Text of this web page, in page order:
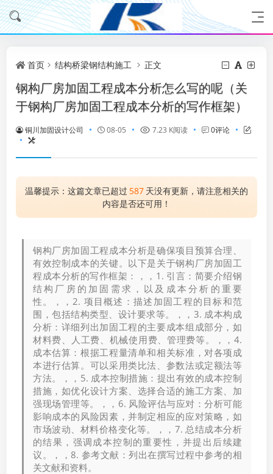
首页 结构桥梁钢结构施工 正文
钢构厂房加固工程成本分析怎么写的呢（关
于钢构厂房加固工程成本分析的写作框架）
铜川加固设计公司 08-05 7.23 K阅读 0评论
温馨提示：这篇文章已超过 587 天没有更新，请注意相关的
内容是否还可用！
钢构厂房加固工程成本分析是确保项目预算合理、
有效控制成本的关键。以下是关于钢构厂房加固工
程成本分析的写作框架：，，1. 引言：简要介绍钢
结构厂房的加固需求，以及成本分析的重要
性。，，2. 项目概述：描述加固工程的目标和范
围，包括结构类型、设计要求等。，，3. 成本构成
分析：详细列出加固工程的主要成本组成部分，如
材料费、人工费、机械使用费、管理费等。，，4.
成本估算：根据工程量清单和相关标准，对各项成
本进行估算。可以采用类比法、参数法或定额法等
方法。，，5. 成本控制措施：提出有效的成本控制
措施，如优化设计方案、选择合适的施工方案、加
强现场管理等。，，6. 风险评估与应对：分析可能
影响成本的风险因素，并制定相应的应对策略，如
市场波动、材料价格变化等。，，7. 总结成本分析
的结果，强调成本控制的重要性，并提出后续建
议。，，8. 参考文献：列出在撰写过程中参考的相
关文献和资料。